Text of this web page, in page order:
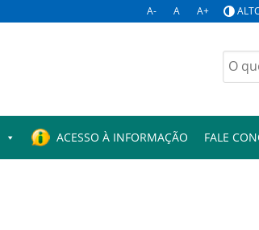
A- A A+
por:
ACESSO À INFORMAÇÃO FALE